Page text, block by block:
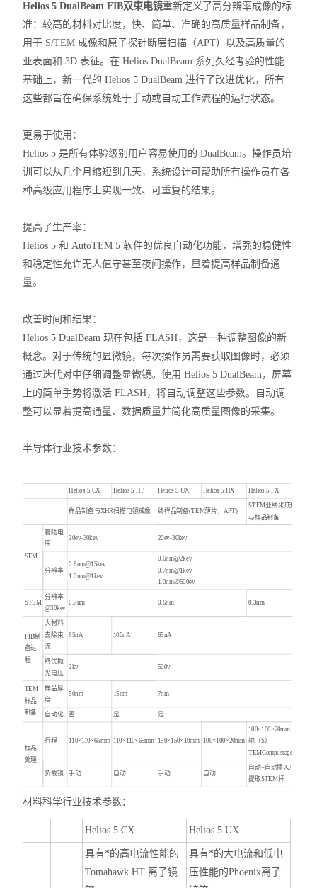
Helios 5 DualBeamFIB双束电镜重新定义了高分辨率成像的标
准：较高的材料对比度，快、简单、准确的高质量样品制备，
用于 S/TEM 成像和原子探针断层扫描（APT）以及高质量的
亚表面和 3D 表征。在 Helios DualBeam 系列久经考验的性能
基础上，新一代的 Helios 5 DualBeam 进行了改进优化，所有
这些都旨在确保系统处于手动或自动工作流程的运行状态。
更易于使用：
Helios 5 是所有体验级别用户容易使用的 DualBeam。操作员培
训可以从几个月缩短到几天，系统设计可帮助所有操作员在各
种高级应用程序上实现一致、可重复的结果。
提高了生产率：
Helios 5 和 AutoTEM 5 软件的优良自动化功能，增强的稳健性
和稳定性允许无人值守甚至夜间操作，显着提高样品制备通
量。
改善时间和结果：
Helios 5 DualBeam 现在包括 FLASH，这是一种调整图像的新
概念。对于传统的显微镜，每次操作员需要获取图像时，必须
通过迭代对中仔细调整显微镜。使用 Helios 5 DualBeam，屏幕
上的简单手势将激活 FLASH，将自动调整这些参数。自动调
整可以显着提高通量、数据质量并简化高质量图像的采集。
半导体行业技术参数：
Helios 5 CX Helios 5 HP Helios 5 UX Helios 5 HX Helios 5 FX
样品制备与XHR扫描电镜成像 终样品制备(TEM薄片，APT)
STEM亚纳米成像
与样品制备
SEM
着陆电
压
20ev-30kev 20ev-30kev
分辨率
0.6nm@15kev
1.0nm@1kev
0.6nm@2kev
0.7nm@1kev
1.0nm@500ev
STEM
分辨率
@30kev
0.7nm 0.6nm 0.3nm
FIB制
备过
程
大材料
去除束
流
65nA 100nA 65nA
终优抛
光电压
2kv 500v
TEM
样品
制备
样品厚
度
50nm 15nm 7nm
自动化 否 是 是
样品
处理
行程 110×110×65mm 110×110×65mm 150×150×10mm 100×100×20mm
100×100×20mm+5
轴（S）
TEMCompustage
负载锁 手动 自动 手动 自动
自动+自动插入/
提取STEM杆
材料科学行业技术参数：
Helios 5 CX Helios 5 UX
具有*的高电流性能的
Tomahawk HT 离子镜
具有*的大电流和低电
压性能的Phoenix离子